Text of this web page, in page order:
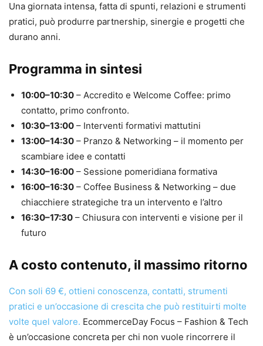
Una giornata intensa, fatta di spunti, relazioni e strumenti
pratici, può produrre partnership, sinergie e progetti che
durano anni.
Programma in sintesi
10:00–10:30 – Accredito e Welcome Coffee: primo
contatto, primo confronto.
10:30–13:00 – Interventi formativi mattutini
13:00–14:30 – Pranzo & Networking – il momento per
scambiare idee e contatti
14:30–16:00 – Sessione pomeridiana formativa
16:00–16:30 – Coffee Business & Networking – due
chiacchiere strategiche tra un intervento e l’altro
16:30–17:30 – Chiusura con interventi e visione per il
futuro
A costo contenuto, il massimo ritorno
Con soli 69 €, ottieni conoscenza, contatti, strumenti
pratici e un’occasione di crescita che può restituirti molte
volte quel valore. EcommerceDay Focus – Fashion & Tech
è un’occasione concreta per chi non vuole rincorrere il